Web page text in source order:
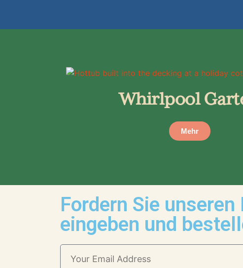
Whirlpool
Mehr
Fordern Sie
eingeben und